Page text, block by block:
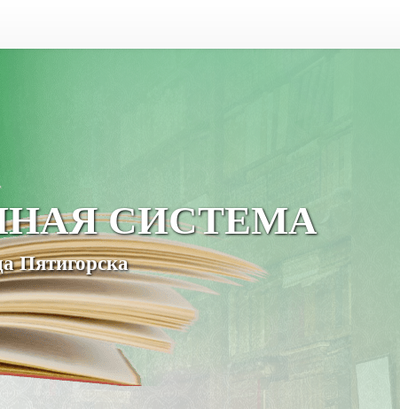
СИСТЕМА
Пятигорска